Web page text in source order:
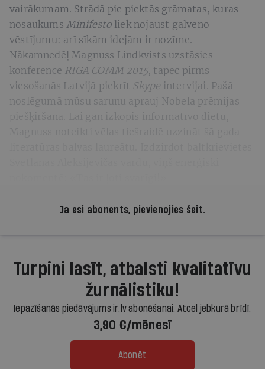
vairākumam. Strādā pie piektās grāmatas, kuras
nosaukums Minifestoliek nojaust galveno
vēstījumu: arī sīkām idejām ir nozīme.
Nākamnedēļ Magnuss Lindkvists uzstāsies
konferencē RIGA COMM 2015, tāpēc pirms
viesošanās Latvijā piekrīt Skype intervijai. Pašā
noslēgumā mūsu sarunu aprauj Nobela prēmijas
piešķiršana. Lai gan izkopis informatīvo diētu,
Ja esi abonents, pievienojies šeit.
Turpini lasīt, atbalsti kvalitatīvu
žurnālistiku!
Iepazīšanās piedāvājums ir.lv abonēšanai. Atcel jebkurā brīdī.
3,90 €/mēnesī
Abonēt